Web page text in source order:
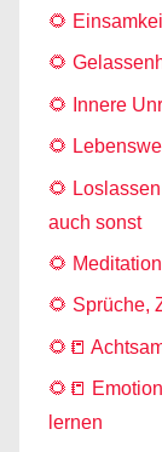
🌻
🌻
🌻 Innere
🌻
🌻
auch sonst
🌻
🌻 Sprüche,
🌻📒
🌻📒
lernen